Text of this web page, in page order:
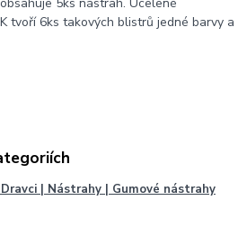
tvoří 6ks takových blistrů jedné barvy a
| Nástrahy | Gumové nástrahy